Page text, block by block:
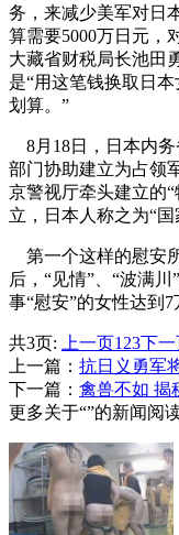
务，来减少美军对日
算需要5000万日元，
大藏省财税局长池田
是“用这笔钱换取日
划算。”
8月18日，日本内务
部门协助建立为占领
京警视厅牵头建立的
立，日本人称之为“国
第一个这样的慰安
后，“见情”、“波满
事“慰安”的女性达到7
共3页: 上一页1 23下一
上一篇： 抗日义勇军
下一篇： 禽兽不如 揭
更多关于“”的新闻阅读